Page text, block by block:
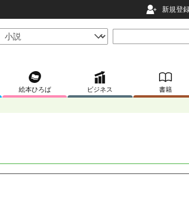
新規登
絵本ひろば ビジネス 書籍